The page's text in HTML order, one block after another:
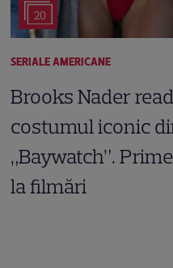
20
SERIALE AMERICANE
Brooks Nader
costumul iconic
„Baywatch”.
la filmări